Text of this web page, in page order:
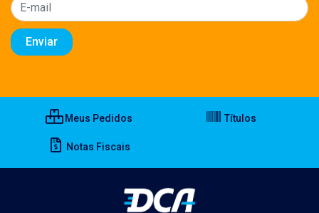
Meus Pedidos Títulos
Notas Fiscais